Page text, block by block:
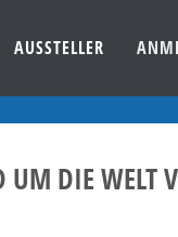
AUSSTELLER
UM DIE WELT